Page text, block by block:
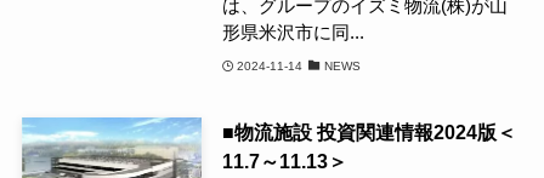
は、グループのイズミ物流(株)が山
形県米沢市に同...
2024-11-14 NEWS
■物流施設 投資関連情報2024版＜
11.7～11.13＞